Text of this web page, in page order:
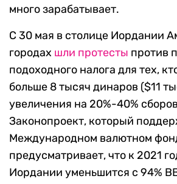
много зарабатывает.
С 30 мая в столице Иордании
городах шли протесты против
подоходного налога для тех,
больше 8 тысяч динаров ($11
увеличения на 20%-40%
Законопроект, который
Международном валютном
предусматривает, что к 2021
Иордании уменьшится с 94%